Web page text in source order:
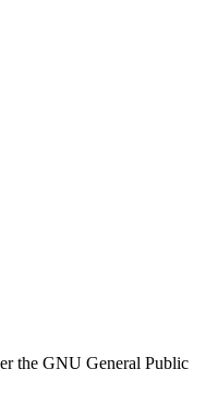
the GNU General Public